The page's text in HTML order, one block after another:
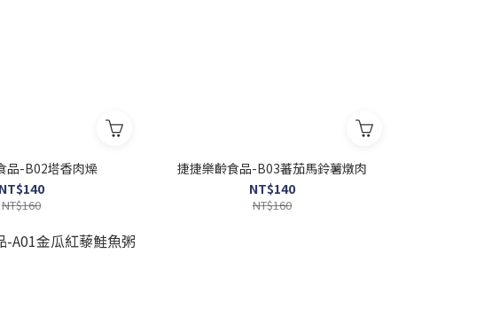
品-B02塔香肉燥
NT$140
NT$160
捷捷樂齡食品-B03蕃茄馬鈴薯燉肉
NT$140
NT$160